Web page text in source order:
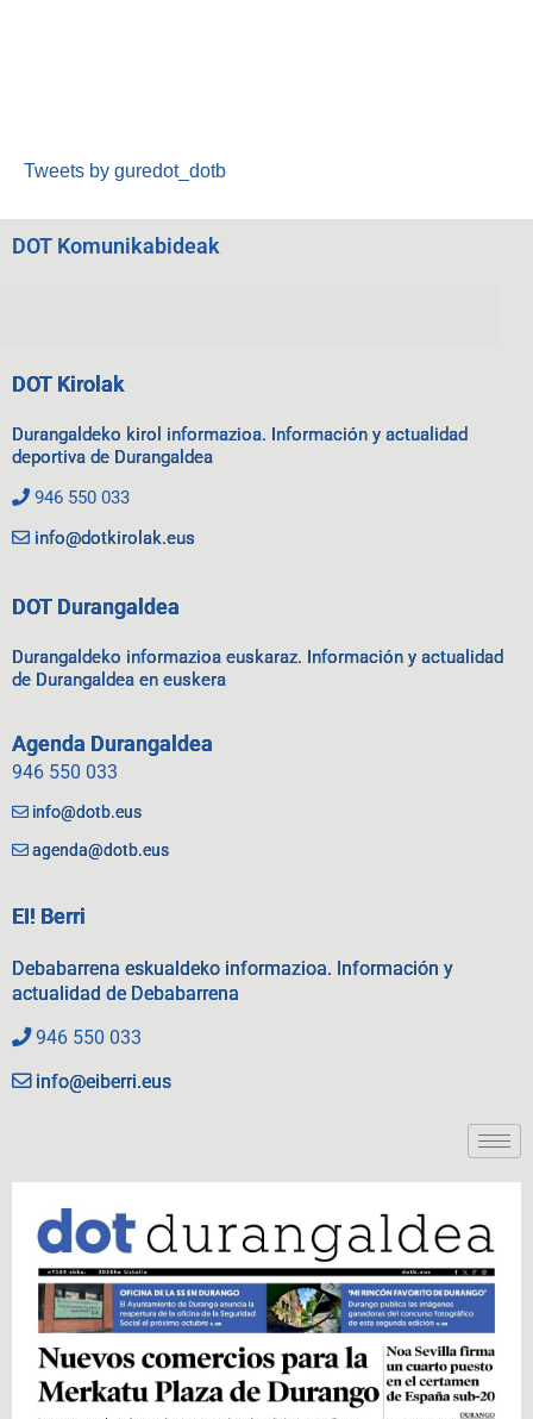
Tweets by guredot_dotb
DOT Komunikabideak
DOT Kirolak
Durangaldeko kirol informazioa. Información y actualidad
deportiva de Durangaldea
946 550 033
info@dotkirolak.eus
DOT Durangaldea
Durangaldeko informazioa euskaraz. Información y actualidad
de Durangaldea en euskera
Agenda Durangaldea
946 550 033
info@dotb.eus
agenda@dotb.eus
EI! Berri
Debabarrena eskualdeko informazioa. Información y
actualidad de Debabarrena
946 550 033
info@eiberri.eus